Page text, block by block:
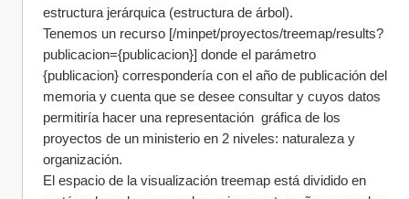
estructura jerárquica (estructura de árbol).
Tenemos un recurso [/minpet/proyectos/treemap/results?
publicacion={publicacion}] donde el parámetro
{publicacion} correspondería con el año de publicación del
memoria y cuenta que se desee consultar y cuyos datos
permitiría hacer una representación  gráfica de los
proyectos de un ministerio en 2 niveles: naturaleza y
organización.
El espacio de la visualización treemap está dividido en